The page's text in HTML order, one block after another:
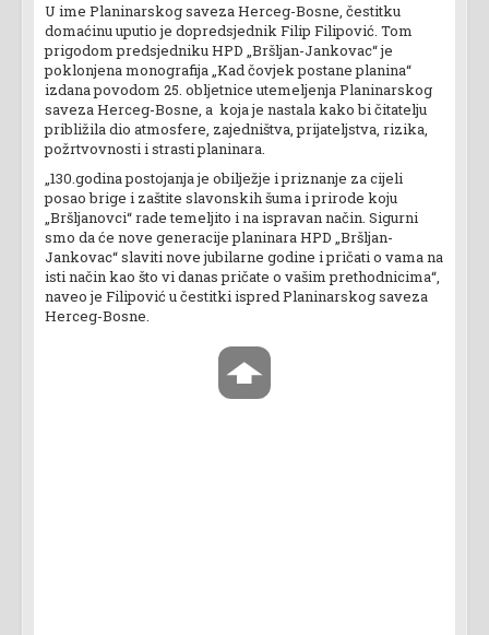
U ime Planinarskog saveza Herceg-Bosne, čestitku
domaćinu uputio je dopredsjednik Filip Filipović. Tom
prigodom predsjedniku HPD „Bršljan-Jankovac“ je
poklonjena monografija „Kad čovjek postane planina“
izdana povodom 25. obljetnice utemeljenja Planinarskog
saveza Herceg-Bosne, a koja je nastala kako bi čitatelju
približila dio atmosfere, zajedništva, prijateljstva, rizika,
požrtvovnosti i strasti planinara.
„130.godina postojanja je obilježje i priznanje za cijeli
posao brige i zaštite slavonskih šuma i prirode koju
„Bršljanovci“ rade temeljito i na ispravan način. Sigurni
smo da će nove generacije planinara HPD „Bršljan-
Jankovac“ slaviti nove jubilarne godine i pričati o vama na
isti način kao što vi danas pričate o vašim prethodnicima“,
naveo je Filipović u čestitki ispred Planinarskog saveza
Herceg-Bosne.